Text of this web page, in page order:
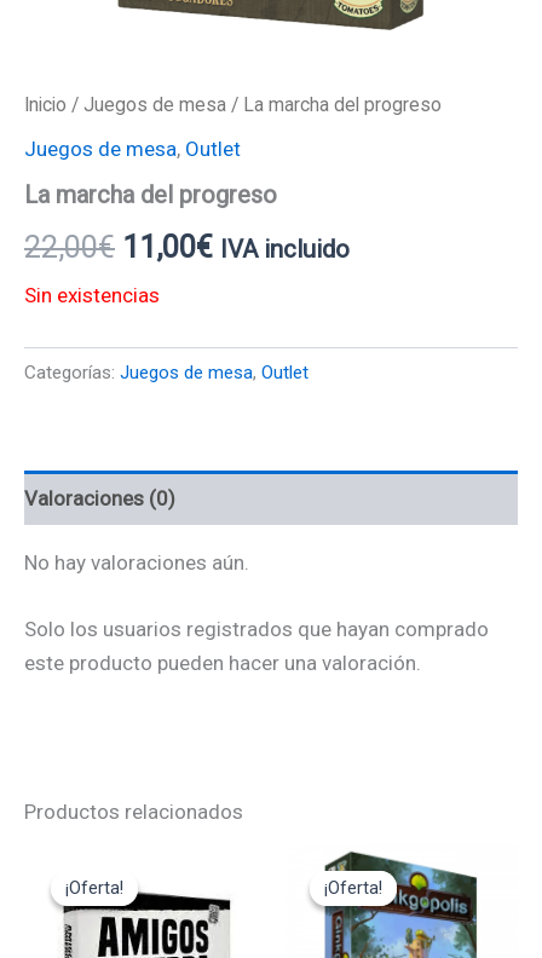
Inicio / Juegos de mesa / La marcha del progreso
Juegos de mesa, Outlet
La marcha del progreso
22,00€ 11,00€ IVA incluido
Sin existencias
Categorías: Juegos de mesa, Outlet
Valoraciones (0)
No hay valoraciones aún.
Solo los usuarios registrados que hayan comprado
este producto pueden hacer una valoración.
Productos relacionados
¡Oferta!
¡Oferta!
precio
original
era:
14,95€.
actual
es:
13,45€.
¡Oferta!
¡Oferta!
El
precio
original
era:
49,95€.
precio
actual
es:
34,95€.